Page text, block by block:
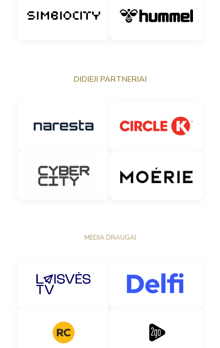
DIDIEJI PARTNERIAI
MEDIA DRAUGAI